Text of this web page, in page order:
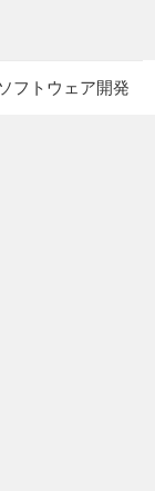
ソフトウェア開発